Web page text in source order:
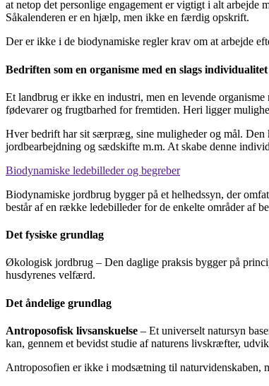
at netop det personlige engagement er vigtigt i alt
Såkalenderen er en hjælp, men ikke en færdig opskrift.
Der er ikke i de biodynamiske regler krav om at arbejde
Bedriften som en organisme med en slags individualitet
Et landbrug er ikke en industri, men en levende
fødevarer og frugtbarhed for fremtiden. Heri ligger
Hver bedrift har sit særpræg, sine muligheder og mål.
jordbearbejdning og sædskifte m.m. At skabe denne
Biodynamiske ledebilleder og begreber
Biodynamiske jordbrug bygger på et helhedssyn, der
består af en række ledebilleder for de enkelte områder af
Det fysiske grundlag
Økologisk jordbrug – Den daglige praksis bygger på
husdyrenes velfærd.
Det åndelige grundlag
Antroposofisk livsanskuelse – Et universelt natursyn
kan, gennem et bevidst studie af naturens livskræfter,
Antroposofien er ikke i modsætning til naturvidenskaben,